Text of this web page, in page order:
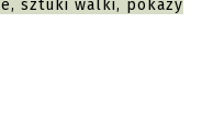
sztuki walki, pokazy